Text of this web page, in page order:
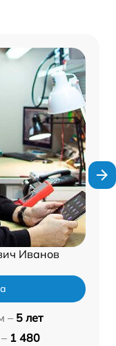
Иванов
– 5 лет
1 480